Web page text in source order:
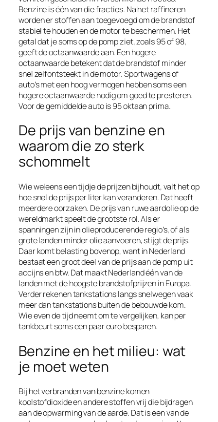
Benzine is één van die fracties. Na het raffineren
worden er stoffen aan toegevoegd om de brandstof
stabiel te houden en de motor te beschermen. Het
getal dat je soms op de pomp ziet, zoals 95 of 98,
geeft de octaanwaarde aan. Een hogere
octaanwaarde betekent dat de brandstof minder
snel zelfontsteekt in de motor. Sportwagens of
auto’s met een hoog vermogen hebben soms een
hogere octaanwaarde nodig om goed te presteren.
Voor de gemiddelde auto is 95 oktaan prima.
De prijs van benzine en
waarom die zo sterk
schommelt
Wie weleens een tijdje de prijzen bijhoudt, valt het op
hoe snel de prijs per liter kan veranderen. Dat heeft
meerdere oorzaken. De prijs van ruwe aardolie op de
wereldmarkt speelt de grootste rol. Als er
spanningen zijn in olieproducerende regio’s, of als
grote landen minder olie aanvoeren, stijgt de prijs.
Daar komt belasting bovenop, want in Nederland
bestaat een groot deel van de prijs aan de pomp uit
accijns en btw. Dat maakt Nederland één van de
landen met de hoogste brandstofprijzen in Europa.
Verder rekenen tankstations langs snelwegen vaak
meer dan tankstations buiten de bebouwde kom.
Wie even de tijd neemt om te vergelijken, kan per
tankbeurt soms een paar euro besparen.
Benzine en het milieu: wat
je moet weten
Bij het verbranden van benzine komen
koolstofdioxide en andere stoffen vrij die bijdragen
aan de opwarming van de aarde. Dat is een van de